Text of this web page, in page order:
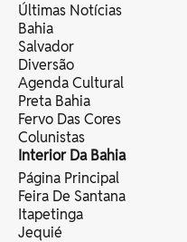
Últimas Notícias
Bahia
Salvador
Diversão
Agenda Cultural
Preta Bahia
Fervo Das Cores
Colunistas
Interior Da Bahia
Página Principal
Feira De Santana
Itapetinga
Jequié